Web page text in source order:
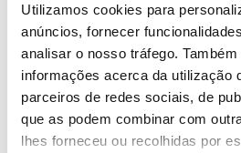
Utilizamos cookies para
anúncios, fornecer
analisar o nosso tráfego.
informações acerca da utilização
parceiros de redes sociais, de
que as podem combinar com
lhes forneceu ou recolhidas por
mitologia de diversas tradições
Grécia à árvore do Paraíso.A
cargo deFilipe Costa e Silva,
ISA e investigador do grupo
Saiba mais e faça a sua